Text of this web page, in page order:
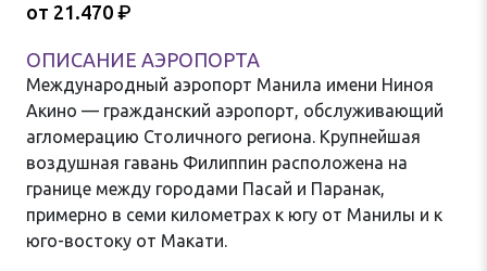
от 21.470 ₽
ОПИСАНИЕ АЭРОПОРТА
Международный аэропорт Манила имени Ниноя
Акино — гражданский аэропорт, обслуживающий
агломерацию Столичного региона. Крупнейшая
воздушная гавань Филиппин расположена на
границе между городами Пасай и Паранак,
примерно в семи километрах к югу от Манилы и к
юго-востоку от Макати.